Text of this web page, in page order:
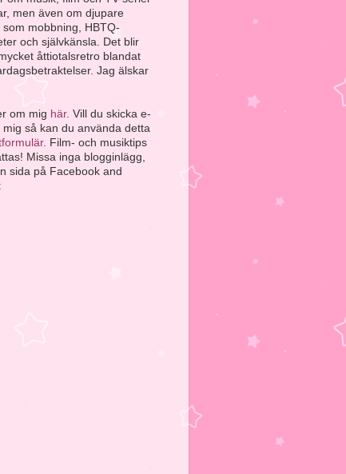
men även om djupare
som mobbning, HBTQ-
och självkänsla. Det blir
åttiotalsretro blandat
Jag älskar
om mig här. Vill du skicka e-
mig så kan du använda detta
. Film- och musiktips
Missa inga blogginlägg,
sida på Facebook and